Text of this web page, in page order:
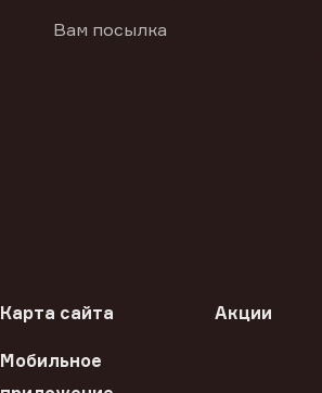
Вам посылка
Карта сайта Акции
Мобильное